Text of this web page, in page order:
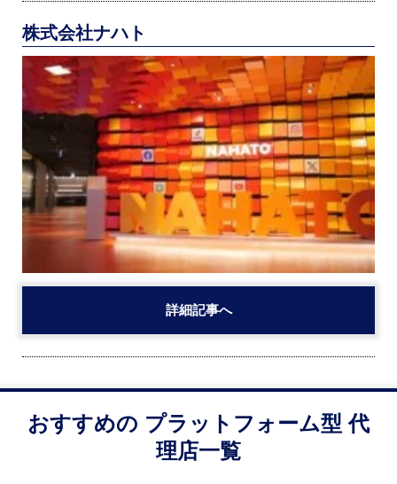
株式会社ナハト
詳細記事へ
おすすめの プラットフォーム型 代
理店一覧